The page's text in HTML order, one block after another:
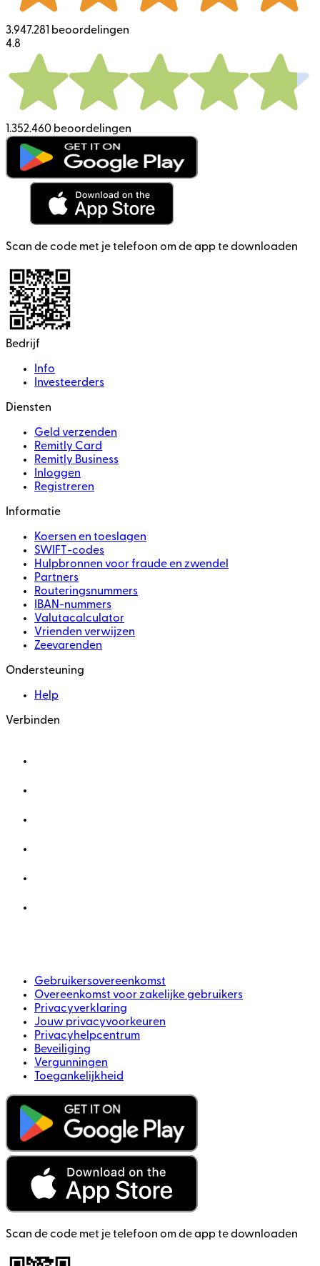
3.947.281 beoordelingen
4.8
1.352.460 beoordelingen
Scan de code met je telefoon om de app te downloaden
Bedrijf
Info
Investeerders
Diensten
Geld verzenden
Remitly Card
Remitly Business
Inloggen
Registreren
Informatie
Koersen en toeslagen
SWIFT-codes
Hulpbronnen voor fraude en zwendel
Partners
Routeringsnummers
IBAN-nummers
Valutacalculator
Vrienden verwijzen
Zeevarenden
Ondersteuning
Help
Verbinden
Gebruikersovereenkomst
Overeenkomst voor zakelijke gebruikers
Privacyverklaring
Jouw privacyvoorkeuren
Privacyhelpcentrum
Beveiliging
Vergunningen
Toegankelijkheid
Scan de code met je telefoon om de app te downloaden